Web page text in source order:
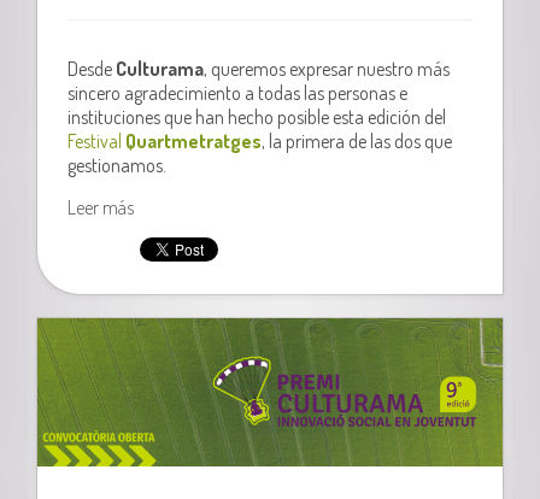
Desde Culturama, queremos expresar nuestro más
sincero agradecimiento a todas las personas e
instituciones que han hecho posible esta edición del
Festival Quartmetratges, la primera de las dos que
gestionamos.
Leer más